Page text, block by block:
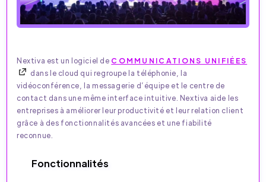
Nextiva est un logiciel de COMMUNICATIONS UNIFIÉES
dans le cloud qui regroupe la téléphonie, la
vidéoconférence, la messagerie d’équipe et le centre de
contact dans une même interface intuitive. Nextiva aide les
entreprises à améliorer leur productivité et leur relation client
grâce à des fonctionnalités avancées et une fiabilité
reconnue.
Fonctionnalités